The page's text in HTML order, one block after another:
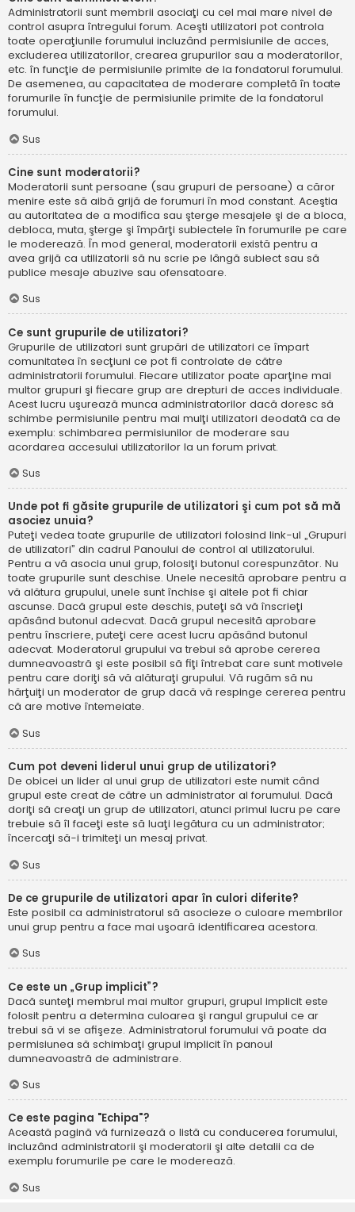
Administratorii sunt membrii asociaţi cu cel mai mare nivel de
control asupra întregului forum. Aceşti utilizatori pot controla
toate operaţiunile forumului incluzând permisiunile de acces,
excluderea utilizatorilor, crearea grupurilor sau a moderatorilor,
etc. în funcţie de permisiunile primite de la fondatorul forumului.
De asemenea, au capacitatea de moderare completă în toate
forumurile în funcţie de permisiunile primite de la fondatorul
forumului.
Sus
Cine sunt moderatorii?
Moderatorii sunt persoane (sau grupuri de persoane) a căror
menire este să aibă grijă de forumuri în mod constant. Aceştia
au autoritatea de a modifica sau şterge mesajele şi de a bloca,
debloca, muta, şterge şi împărţi subiectele în forumurile pe care
le moderează. În mod general, moderatorii există pentru a
avea grijă ca utilizatorii să nu scrie pe lângă subiect sau să
publice mesaje abuzive sau ofensatoare.
Sus
Ce sunt grupurile de utilizatori?
Grupurile de utilizatori sunt grupări de utilizatori ce împart
comunitatea în secţiuni ce pot fi controlate de către
administratorii forumului. Fiecare utilizator poate aparţine mai
multor grupuri şi fiecare grup are drepturi de acces individuale.
Acest lucru uşurează munca administratorilor dacă doresc să
schimbe permisiunile pentru mai mulţi utilizatori deodată ca de
exemplu: schimbarea permisiunilor de moderare sau
acordarea accesului utilizatorilor la un forum privat.
Sus
Unde pot fi găsite grupurile de utilizatori şi cum pot să mă
asociez unuia?
Puteţi vedea toate grupurile de utilizatori folosind link-ul „Grupuri
de utilizatori” din cadrul Panoului de control al utilizatorului.
Pentru a vă asocia unui grup, folosiţi butonul corespunzător. Nu
toate grupurile sunt deschise. Unele necesită aprobare pentru a
vă alătura grupului, unele sunt închise şi altele pot fi chiar
ascunse. Dacă grupul este deschis, puteţi să vă înscrieţi
apăsând butonul adecvat. Dacă grupul necesită aprobare
pentru înscriere, puteţi cere acest lucru apăsând butonul
adecvat. Moderatorul grupului va trebui să aprobe cererea
dumneavoastră şi este posibil să fiţi întrebat care sunt motivele
pentru care doriţi să vă alăturaţi grupului. Vă rugăm să nu
hărţuiţi un moderator de grup dacă vă respinge cererea pentru
că are motive întemeiate.
Sus
Cum pot deveni liderul unui grup de utilizatori?
De obicei un lider al unui grup de utilizatori este numit când
grupul este creat de către un administrator al forumului. Dacă
doriţi să creaţi un grup de utilizatori, atunci primul lucru pe care
trebuie să îl faceţi este să luaţi legătura cu un administrator;
încercaţi să-i trimiteţi un mesaj privat.
Sus
De ce grupurile de utilizatori apar în culori diferite?
Este posibil ca administratorul să asocieze o culoare membrilor
unui grup pentru a face mai uşoară identificarea acestora.
Sus
Ce este un „Grup implicit”?
Dacă sunteţi membrul mai multor grupuri, grupul implicit este
folosit pentru a determina culoarea şi rangul grupului ce ar
trebui să vi se afişeze. Administratorul forumului vă poate da
permisiunea să schimbaţi grupul implicit în panoul
dumneavoastră de administrare.
Sus
Ce este pagina "Echipa"?
Această pagină vă furnizează o listă cu conducerea forumului,
incluzând administratorii şi moderatorii şi alte detalii ca de
exemplu forumurile pe care le moderează.
Sus